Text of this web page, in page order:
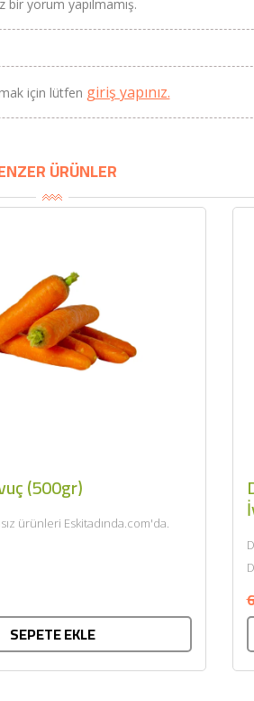
bir yorum yapılmamış.
için lütfen giriş yapınız.
ÜRÜNLER
(500gr)
ürünleri Eskitadında.com'da.
SEPETE EKLE
Kaan Olgun Hasat
Naturel Sızma Zeytinyağı